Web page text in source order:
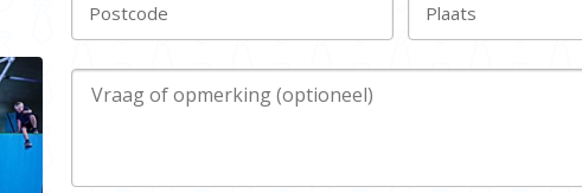
Postcode Plaats